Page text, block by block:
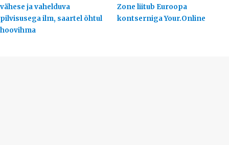
vähese ja vahelduva
pilvisusega ilm, saartel õhtul
hoovihma
Zone liitub Euroopa
kontserniga Your.Online